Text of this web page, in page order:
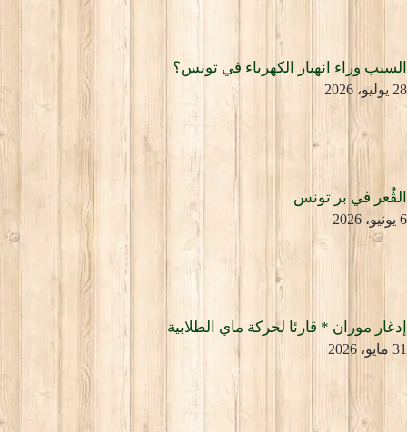
السبب وراء انهيار الكهرباء في تونس؟
28 يوليو، 2026
الڨُعر في بر تونس
6 يونيو، 2026
إدغار موران * قارئا لحركة ماي الطلابية
31 مايو، 2026